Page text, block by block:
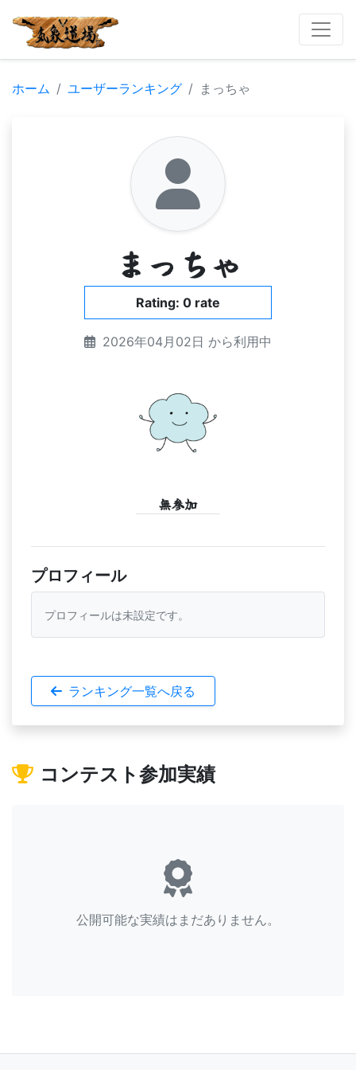
ホーム ユーザーランキング まっちゃ
まっちゃ
Rating: 0 rate
2026年04月02日 から利用中
無参加
プロフィール
プロフィールは未設定です。
ランキング一覧へ戻る
コンテスト参加実績
公開可能な実績はまだありません。